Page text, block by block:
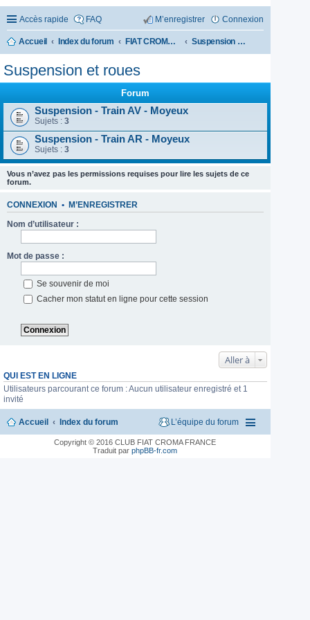
Accès rapide FAQ Connexion
M’enregistrer
Accueil Index du forum FIAT CROMA 1985-1996 Suspension et roues
Suspension et roues
Forum
Suspension - Train AV - Moyeux
Sujets : 3
Suspension - Train AR - Moyeux
Sujets : 3
Vous n’avez pas les permissions requises pour lire les sujets de ce
forum.
CONNEXION • M’ENREGISTRER
Nom d’utilisateur :
Mot de passe :
Se souvenir de moi
Cacher mon statut en ligne pour cette session
Aller à
QUI EST EN LIGNE
Utilisateurs parcourant ce forum : Aucun utilisateur enregistré et 1
invité
Accueil Index du forum L’équipe du forum
Copyright © 2016 CLUB FIAT CROMA FRANCE
Traduit parphpBB-fr.com